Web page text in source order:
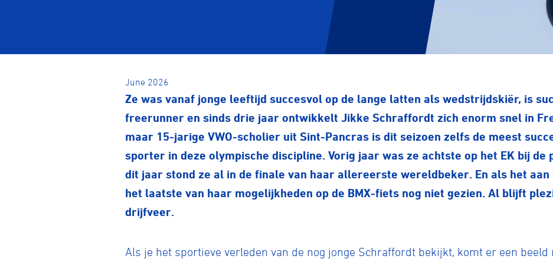
June 2026
Ze was vanaf jonge leeftijd succesvol op de lange latten als wedstrijdskiër, is
freerunner en sinds drie jaar ontwikkelt Jikke Schraffordt zich enorm snel in
maar 15-jarige VWO-scholier uit Sint-Pancras is dit seizoen zelfs de meest
sporter in deze olympische discipline. Vorig jaar was ze achtste op het EK bij de
dit jaar stond ze al in de finale van haar allereerste wereldbeker. En als het aan
het laatste van haar mogelijkheden op de BMX-fiets nog niet gezien. Al blijft
drijfveer.
Als je het sportieve verleden van de nog jonge Schraffordt bekijkt, komt er een beeld